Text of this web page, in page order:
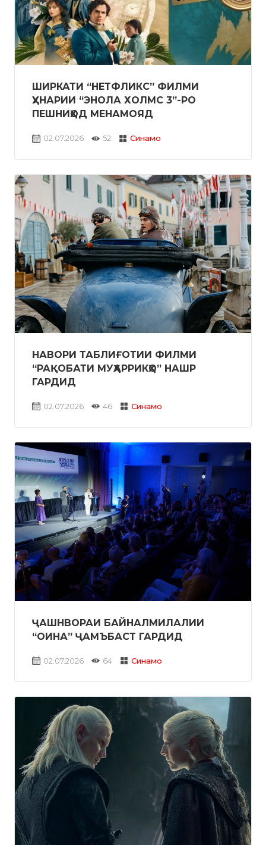
02.07.2026 52 Синамо
ШИРКАТИ “НЕТФЛИКС” ФИЛМИ
ҲУНАРИИ “ЭНОЛА ХОЛМС 3”-РО
ПЕШНИҲОД МЕНАМОЯД
02.07.2026 46 Синамо
НАВОРИ ТАБЛИҒОТИИ ФИЛМИ
“РАҚОБАТИ МУҲАРРИКҲО” НАШР
ГАРДИД
02.07.2026 64 Синамо
ҶАШНВОРАИ БАЙНАЛМИЛАЛИИ
“ОИНА” ҶАМЪБАСТ ГАРДИД